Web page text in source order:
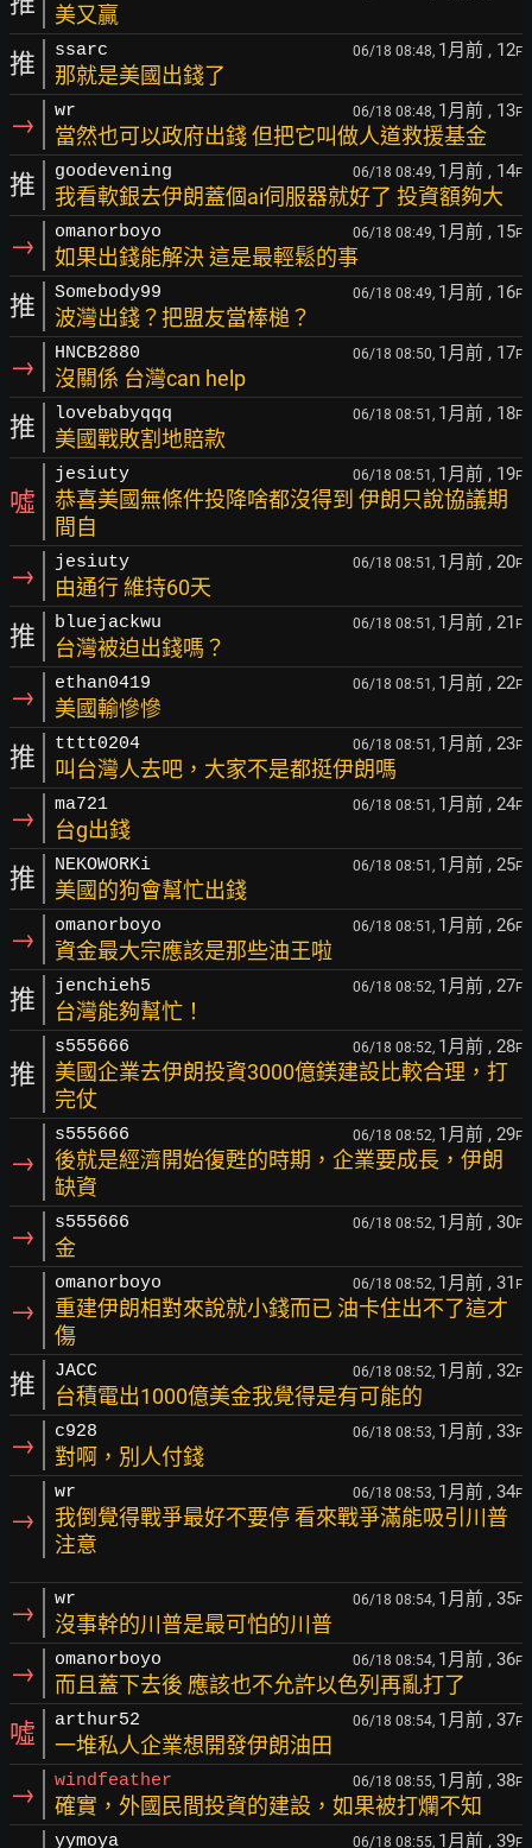
美又贏
推 ssarc 06/18 08:48, 1月前 , 12F
那就是美國出錢了
→ wr 06/18 08:48, 1月前 , 13F
當然也可以政府出錢 但把它叫做人道救援基金
推 goodevening 06/18 08:49, 1月前 , 14F
我看軟銀去伊朗蓋個ai伺服器就好了 投資額夠大
→ omanorboyo 06/18 08:49, 1月前 , 15F
如果出錢能解決 這是最輕鬆的事
推 Somebody99 06/18 08:49, 1月前 , 16F
波灣出錢？把盟友當棒槌？
→ HNCB2880 06/18 08:50, 1月前 , 17F
沒關係 台灣can help
推 lovebabyqqq 06/18 08:51, 1月前 , 18F
美國戰敗割地賠款
噓
jesiuty 06/18 08:51, 1月前 , 19F
恭喜美國無條件投降啥都沒得到 伊朗只說協議期
間自
→ jesiuty 06/18 08:51, 1月前 , 20F
由通行 維持60天
推 bluejackwu 06/18 08:51, 1月前 , 21 F
台灣被迫出錢嗎？
→ ethan0419 06/18 08:51, 1月前 , 22F
美國輸慘慘
推 tttt0204 06/18 08:51, 1月前 , 23F
叫台灣人去吧，大家不是都挺伊朗嗎
→ ma721 06/18 08:51, 1月前 , 24F
台g出錢
推 NEKOWORKi 06/18 08:51, 1月前 , 25F
美國的狗會幫忙出錢
→ omanorboyo 06/18 08:51, 1月前 , 26F
資金最大宗應該是那些油王啦
推 jenchieh5 06/18 08:52, 1月前 , 27F
台灣能夠幫忙！
推
s555666 06/18 08:52, 1月前 , 28F
美國企業去伊朗投資3000億鎂建設比較合理，打
完仗
→
s555666 06/18 08:52, 1月前 , 29F
後就是經濟開始復甦的時期，企業要成長，伊朗
缺資
→ s555666 06/18 08:52, 1月前 , 30F
金
→
omanorboyo 06/18 08:52, 1月前 , 31 F
重建伊朗相對來說就小錢而已 油卡住出不了這才
傷
推 JACC 06/18 08:52, 1月前 , 32F
台積電出1000億美金我覺得是有可能的
→ c928 06/18 08:53, 1月前 , 33F
對啊，別人付錢
→
wr 06/18 08:53, 1月前 , 34F
我倒覺得戰爭最好不要停 看來戰爭滿能吸引川普
注意
→ wr 06/18 08:54, 1月前 , 35F
沒事幹的川普是最可怕的川普
→ omanorboyo 06/18 08:54, 1月前 , 36F
而且蓋下去後 應該也不允許以色列再亂打了
噓 arthur52 06/18 08:54, 1月前 , 37F
一堆私人企業想開發伊朗油田
→ windfeather 06/18 08:55, 1月前 , 38F
確實，外國民間投資的建設，如果被打爛不知
yymoya 06/18 08:55, 1月前 , 39F